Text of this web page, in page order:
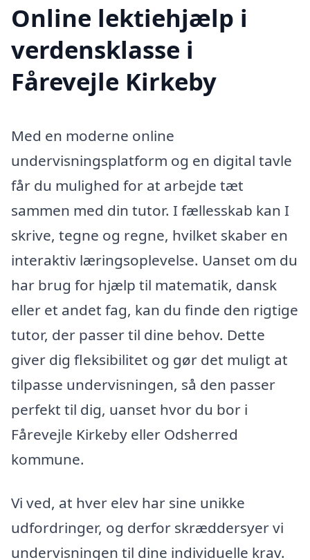
Online lektiehjælp i
verdensklasse i
Fårevejle Kirkeby
Med en moderne online
undervisningsplatform og en digital tavle
får du mulighed for at arbejde tæt
sammen med din tutor. I fællesskab kan I
skrive, tegne og regne, hvilket skaber en
interaktiv læringsoplevelse. Uanset om du
har brug for hjælp til matematik, dansk
eller et andet fag, kan du finde den rigtige
tutor, der passer til dine behov. Dette
giver dig fleksibilitet og gør det muligt at
tilpasse undervisningen, så den passer
perfekt til dig, uanset hvor du bor i
Fårevejle Kirkeby eller Odsherred
kommune.
Vi ved, at hver elev har sine unikke
udfordringer, og derfor skræddersyer vi
undervisningen til dine individuelle krav.